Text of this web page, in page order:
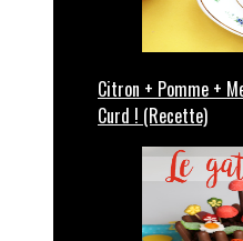
Citron + Pomme +
Curd ! (Recette)